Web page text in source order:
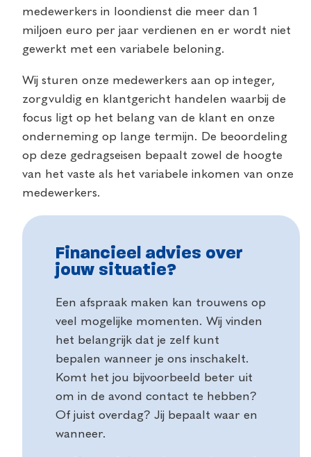
medewerkers in loondienst die meer dan 1
miljoen euro per jaar verdienen en er wordt niet
gewerkt met een variabele beloning.
Wij sturen onze medewerkers aan op integer,
zorgvuldig en klantgericht handelen waarbij de
focus ligt op het belang van de klant en onze
onderneming op lange termijn. De beoordeling
op deze gedragseisen bepaalt zowel de hoogte
van het vaste als het variabele inkomen van onze
medewerkers.
Financieel advies over
jouw situatie?
Een afspraak maken kan trouwens op
veel mogelijke momenten. Wij vinden
het belangrijk dat je zelf kunt
bepalen wanneer je ons inschakelt.
Komt het jou bijvoorbeeld beter uit
om in de avond contact te hebben?
Of juist overdag? Jij bepaalt waar en
wanneer.